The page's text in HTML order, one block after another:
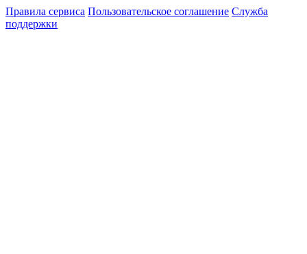
Правила сервиса Пользовательское соглашение Служба
поддержки